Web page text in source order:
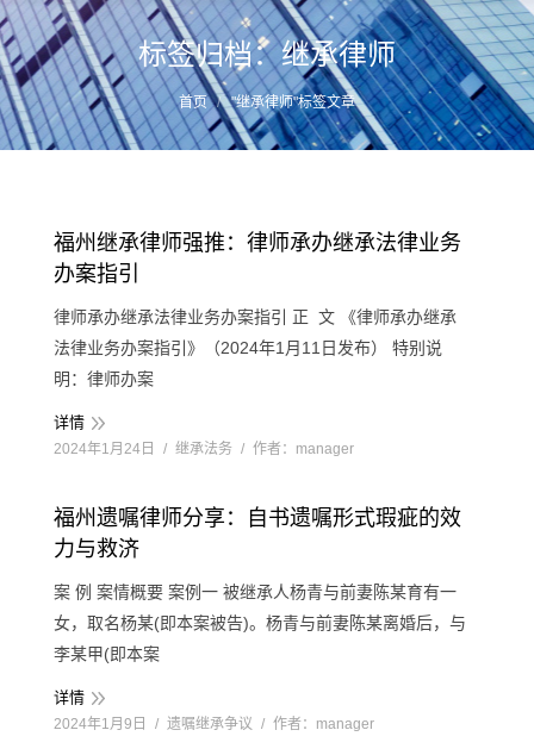
标签归档：继承律师
您的位置： 首页 "继承律师"标签文章
福州继承律师强推：律师承办继承法律业务
办案指引
律师承办继承法律业务办案指引 正 文 《律师承办继承
法律业务办案指引》（2024年1月11日发布） 特别说
明：律师办案
详情
2024年1月24日 继承法务 作者： manager
福州遗嘱律师分享：自书遗嘱形式瑕疵的效
力与救济
案 例 案情概要 案例一 被继承人杨青与前妻陈某育有一
女，取名杨某(即本案被告)。杨青与前妻陈某离婚后，与
李某甲(即本案
详情
2024年1月9日 遗嘱继承争议 作者： manager